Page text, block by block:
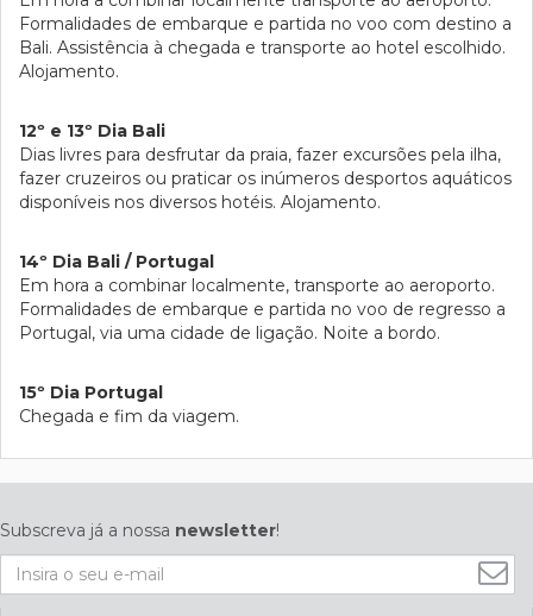
Formalidades de embarque e partida no voo com destino a
Bali. Assistência à chegada e transporte ao hotel escolhido.
Alojamento.
12º e 13º Dia Bali
Dias livres para desfrutar da praia, fazer excursões pela ilha,
fazer cruzeiros ou praticar os inúmeros desportos aquáticos
disponíveis nos diversos hotéis. Alojamento.
14º Dia Bali / Portugal
Em hora a combinar localmente, transporte ao aeroporto.
Formalidades de embarque e partida no voo de regresso a
Portugal, via uma cidade de ligação. Noite a bordo.
15º Dia Portugal
Chegada e fim da viagem.
Subscreva já a nossa newsletter!